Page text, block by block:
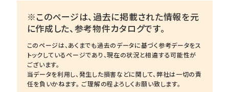
※このページは、過去に掲載された情報を元
に作成した、参考物件カタログです。
このページは、あくまでも過去のデータに基づく参考データをス
トックしているページであり、現在の状況と相違する可能性が
ございます。
当データを利用し、発生した損害などに関して、弊社は一切の責
任を負いかねます。 ご理解の程よろしくお願い致します。